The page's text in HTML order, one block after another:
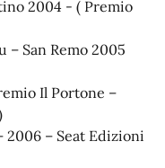
2004 - ( Premio
– San Remo 2005
Il Portone –
2006 – Seat Edizioni